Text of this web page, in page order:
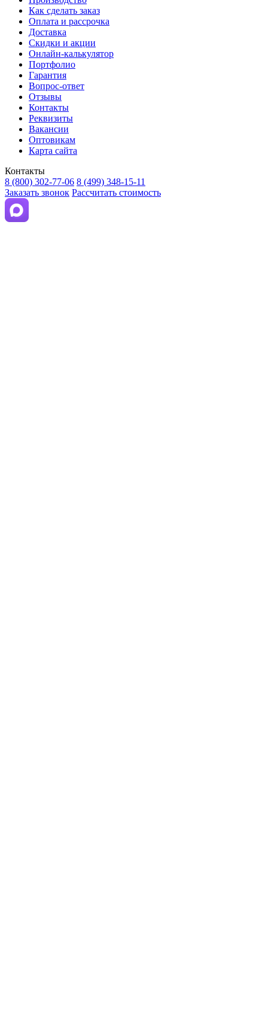
Как сделать заказ
Оплата и рассрочка
Доставка
Скидки и акции
Онлайн-калькулятор
Портфолио
Гарантия
Вопрос-ответ
Отзывы
Контакты
Реквизиты
Вакансии
Оптовикам
Карта сайта
Контакты
8 (800) 302-77-06 8 (499) 348-15-11
Заказать звонок Рассчитать стоимость